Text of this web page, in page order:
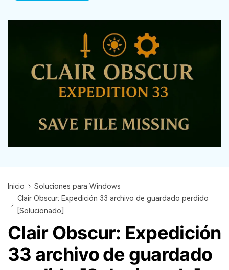
Recupera datos perdidos/eliminados gratis
Pruébalo Gratis
Repairit - Reparar Datos
Inicio
Soluciones para Windows
Clair Obscur: Expedición 33 archivo de guardado perdido
[Solucionado]
Clair Obscur: Expedición
33 archivo de guardado